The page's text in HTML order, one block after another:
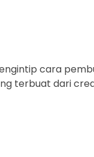
cara
terbuat dari